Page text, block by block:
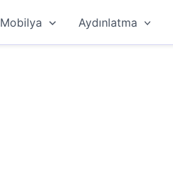
Mobilya Aydınlatma